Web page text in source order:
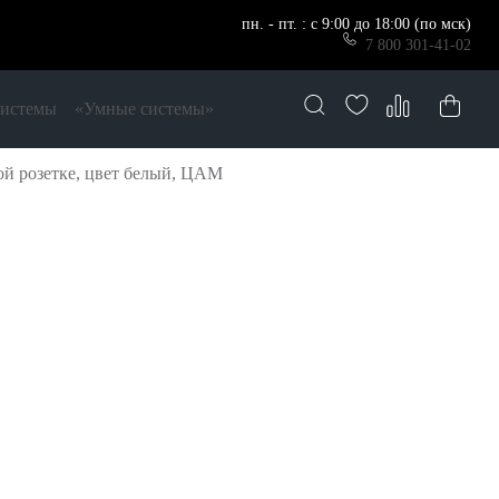
пн. - пт. : с 9:00 до 18:00 (по мск)
7 800 301-41-02
«Умные системы»
розетке, цвет белый, ЦАМ